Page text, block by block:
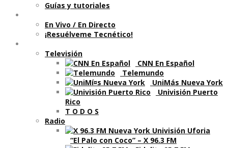
Guí­as y tutoriales
En Vivo / En Directo
¡Resuélveme Tecnético!
Televisión
CNN En Español
Telemundo
UniMás Nueva York
Univisión Puerto
Rico
T O D O S
Radio
“El Palo con Coco” – X 96.3 FM